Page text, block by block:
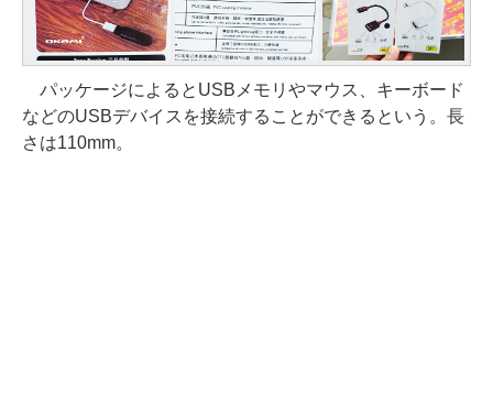
パッケージによるとUSBメモリやマウス、キーボード
などのUSBデバイスを接続することができるという。長
さは110mm。